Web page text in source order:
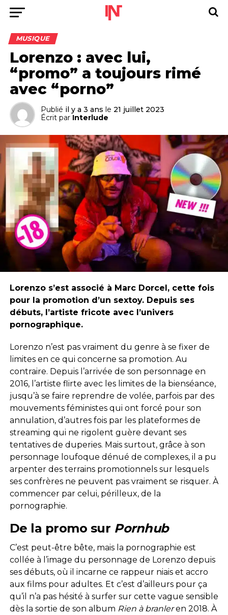
MUSIQUE
Lorenzo : avec lui,
“promo” a toujours rimé
avec “porno”
Publié il y a 3 ans le 21 juillet 2023
Écrit par Interlude
Lorenzo s’est associé à Marc Dorcel, cette fois
pour la promotion d’un sextoy. Depuis ses
débuts, l’artiste fricote avec l’univers
pornographique.
Lorenzo n’est pas vraiment du genre à se fixer de
limites en ce qui concerne sa promotion. Au
contraire. Depuis l’arrivée de son personnage en
2016, l’artiste flirte avec les limites de la bienséance,
jusqu’à se faire reprendre de volée, parfois par des
mouvements féministes qui ont forcé pour son
annulation, d’autres fois par les plateformes de
streaming qui ne rigolent guère devant ses
tentatives de duperies. Mais surtout, grâce à son
personnage loufoque dénué de complexes, il a pu
arpenter des terrains promotionnels sur lesquels
ses confrères ne peuvent pas vraiment se risquer. À
commencer par celui, périlleux, de la
pornographie.
De la promo sur Pornhub
C’est peut-être bête, mais la pornographie est
collée à l’image du personnage de Lorenzo depuis
ses débuts, où il incarne ce rappeur niais et accro
aux films pour adultes. Et c’est d’ailleurs pour ça
qu’il n’a pas hésité à surfer sur cette vague sensible
dès la sortie de son album Rien à branleren 2018. À